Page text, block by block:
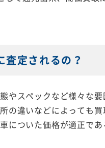
査定されるの？
やスペックなど様々な
の違いなどによっても
についた価格が適正で